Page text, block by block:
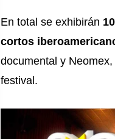
En total se exhibirán
cortos
documental y
festival.